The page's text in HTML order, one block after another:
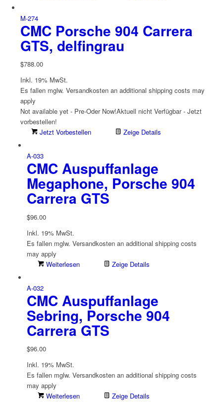
M-274
CMC Porsche 904 Carrera
GTS, delfingrau
$788.00
Inkl. 19% MwSt.
Es fallen mglw. Versand­kosten an additional shipping costs may
apply
Not available yet - Pre-Oder Now!Aktuell nicht Verfügbar - Jetzt
vorbestellen!
Jetzt Vorbestellen
Zeige Details
A-033
CMC Auspuffanlage
Megaphone, Porsche 904
Carrera GTS
$96.00
Inkl. 19% MwSt.
Es fallen mglw. Versand­kosten an additional shipping costs
may apply
Weiterlesen
Zeige Details
A-032
CMC Auspuffanlage
Sebring, Porsche 904
Carrera GTS
$96.00
Inkl. 19% MwSt.
Es fallen mglw. Versand­kosten an additional shipping costs
may apply
Weiterlesen
Zeige Details